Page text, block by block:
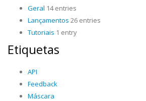
Geral 14 entries
Lançamentos 26 entries
Tutoriais 1 entry
Etiquetas
API
Feedback
Máscara